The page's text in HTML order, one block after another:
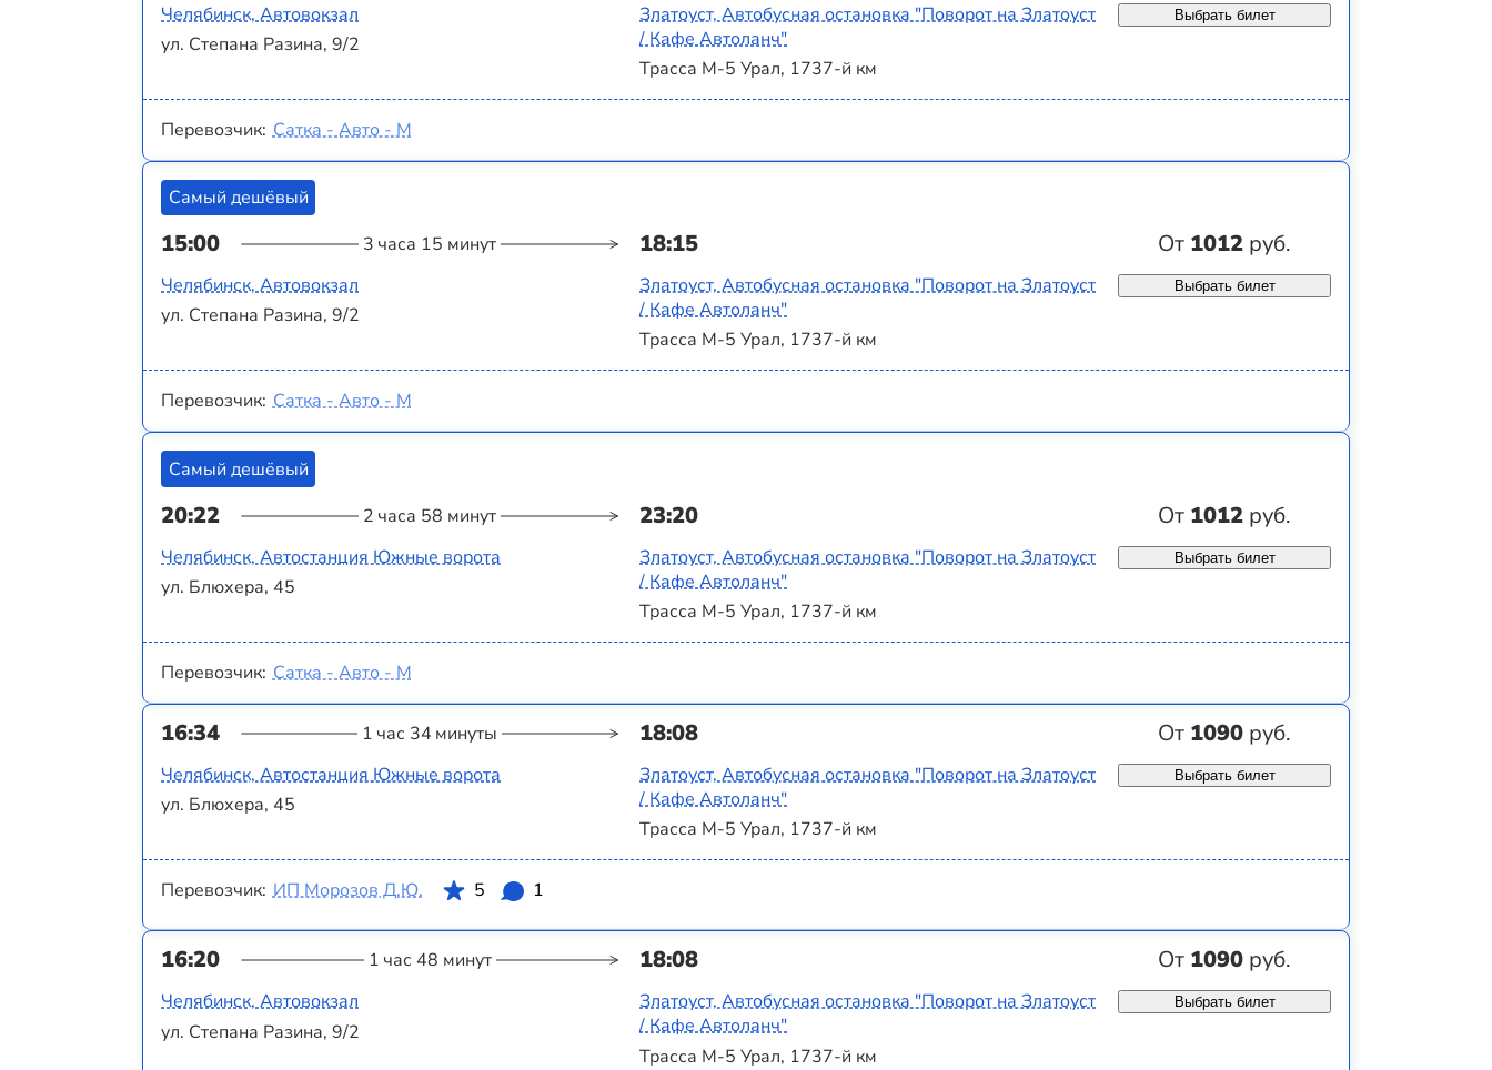
Челябинск, Автовокзал
ул. Степана Разина, 9/2
Златоуст, Автобусная остановка "Поворот на Златоуст
/ Кафе Автоланч"
Трасса М-5 Урал, 1737-й км
Выбрать билет
Перевозчик: Сатка - Авто - М
Самый дешёвый
15:00 3 часа 15 минут 18:15 От 1012 руб.
Челябинск, Автовокзал
ул. Степана Разина, 9/2
Златоуст, Автобусная остановка "Поворот на Златоуст
/ Кафе Автоланч"
Трасса М-5 Урал, 1737-й км
Выбрать билет
Перевозчик: Сатка - Авто - М
Самый дешёвый
20:22 2 часа 58 минут 23:20 От 1012 руб.
Челябинск, Автостанция Южные ворота
ул. Блюхера, 45
Златоуст, Автобусная остановка "Поворот на Златоуст
/ Кафе Автоланч"
Трасса М-5 Урал, 1737-й км
Выбрать билет
Перевозчик: Сатка - Авто - М
16:34 1 час 34 минуты 18:08 От 1090 руб.
Челябинск, Автостанция Южные ворота
ул. Блюхера, 45
Златоуст, Автобусная остановка "Поворот на Златоуст
/ Кафе Автоланч"
Трасса М-5 Урал, 1737-й км
Выбрать билет
Перевозчик: ИП Морозов Д.Ю. 5 1
16:20 1 час 48 минут 18:08 От 1090 руб.
Челябинск, Автовокзал
ул. Степана Разина, 9/2
Златоуст, Автобусная остановка "Поворот на Златоуст
/ Кафе Автоланч"
Трасса М-5 Урал, 1737-й км
Выбрать билет